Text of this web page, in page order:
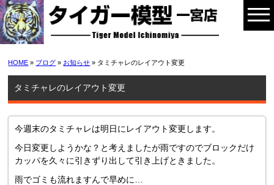
HOME » ブログ » お知らせ » タミチャレのレイアウト変更
タミチャレのレイアウト変更
今週末のタミチャレは明日にレイアウト変更します。
今日変更しようかな？と考えましたが雨ですのでブロックだけ
カッパを久々に引きずり出して引き上げときました。
雨でゴミも流れますんで早めに…